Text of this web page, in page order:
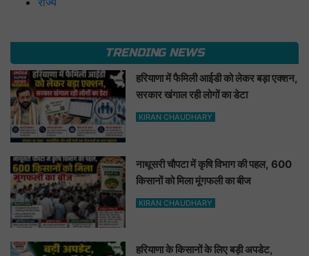
TRENDING NEWS
हरियाणा में फैमिली आईडी को लेकर बड़ा एक्शन,
सरकार खंगाल रही लोगों का डेटा
KIRAN CHAUDHARY
नाथूसरी चौपटा में कृषि विभाग की पहल, 600
किसानों को मिला मूंगफली का बीज
KIRAN CHAUDHARY
हरियाणा के किसानों के लिए बड़ी अपडेट,